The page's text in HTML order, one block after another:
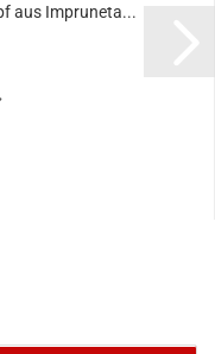
aus Impruneta...